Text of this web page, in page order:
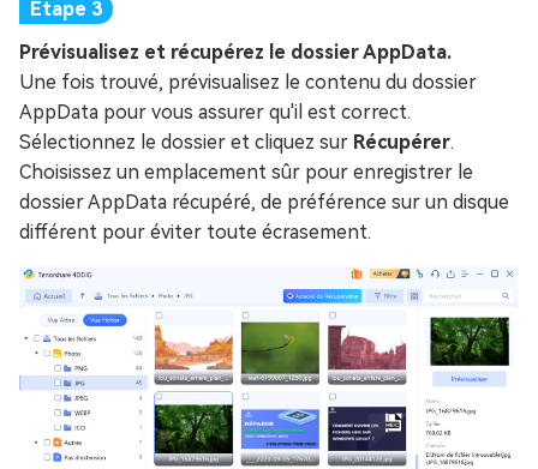
Prévisualisez et récupérez le dossier AppData.
Une fois trouvé, prévisualisez le contenu du dossier
AppData pour vous assurer qu'il est correct.
Sélectionnez le dossier et cliquez sur Récupérer.
Choisissez un emplacement sûr pour enregistrer le
dossier AppData récupéré, de préférence sur un disque
différent pour éviter toute écrasement.